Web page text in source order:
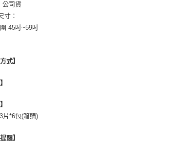
公司貨
寸：
45吋~59吋
式】
片*6包(箱購)
醒】